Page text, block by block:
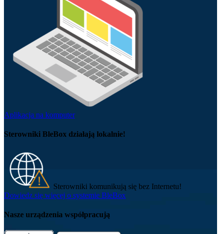
Aplikacja na komputer
Sterowniki BleBox działają lokalnie!
Sterowniki komunikują się bez Internetu!
Dowiedz się więcej o systemie BleBox
Nasze urządzenia współpracują